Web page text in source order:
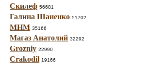
Скилеф 56681
Галина Шаненко 51702
МНМ 35166
Магаз Анатолий 32292
Grozniy 22990
Crakodil 19166